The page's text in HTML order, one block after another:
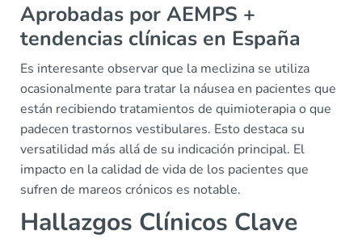
Aprobadas por AEMPS +
tendencias clínicas en España
Es interesante observar que la meclizina se utiliza
ocasionalmente para tratar la náusea en pacientes que
están recibiendo tratamientos de quimioterapia o que
padecen trastornos vestibulares. Esto destaca su
versatilidad más allá de su indicación principal. El
impacto en la calidad de vida de los pacientes que
sufren de mareos crónicos es notable.
Hallazgos Clínicos Clave